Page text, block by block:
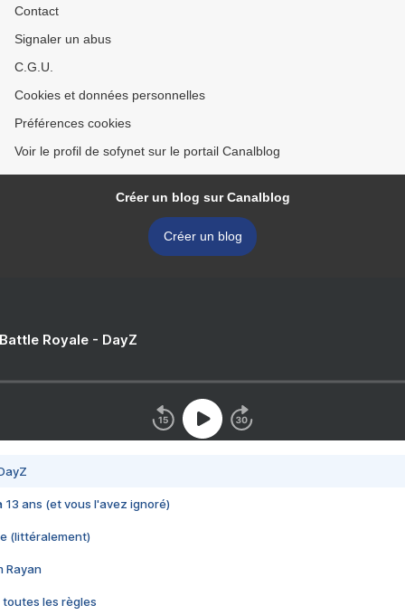
Contact
Signaler un abus
C.G.U.
Cookies et données personnelles
Préférences cookies
Voir le profil de sofynet sur le portail Canalblog
Créer un blog sur Canalblog
Créer un blog
Royale - DayZ
13 ans (et vous l'avez ignoré)
(littéralement)
Rayan
toutes les règles